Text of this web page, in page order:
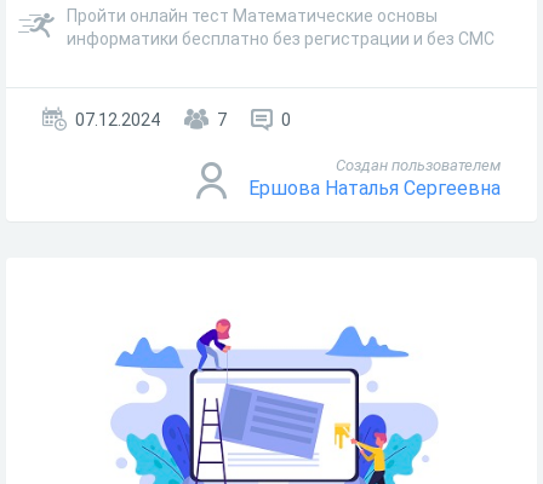
Пройти онлайн тест Математические основы
информатики бесплатно без регистрации и без СМС
07.12.2024 7 0
Создан пользователем
Ершова Наталья Сергеевна